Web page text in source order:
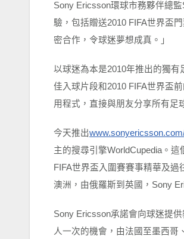
Sony Ericsson環球市務夥伴總監
驗，包括贈送2010 FIFA世界盃
密合作，令球迷夢想成真。」
以球迷為本是2010年推出的獨有
佳入球片段和2010 FIFA世界盃
用程式，直接與朋友分享所有足
今天推出
主的搜尋引擎WorldCupedia。這
FIFA世界盃入圍賽賽事精華及過
澳洲， 由俄羅斯到英國， Sony
Sony Ericsson承諾會向球迷提
人一次的機會，由法國至墨西哥